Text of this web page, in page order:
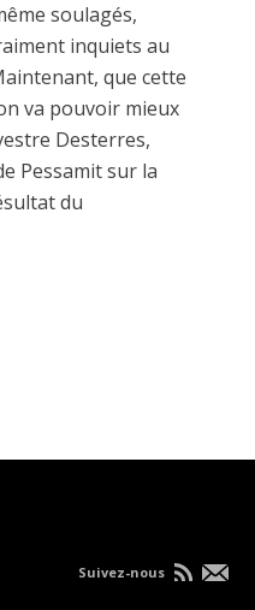
soulagés,
inquiets au
que cette
va pouvoir mieux
Desterres,
Pessamit sur la
du
Suivez-nous